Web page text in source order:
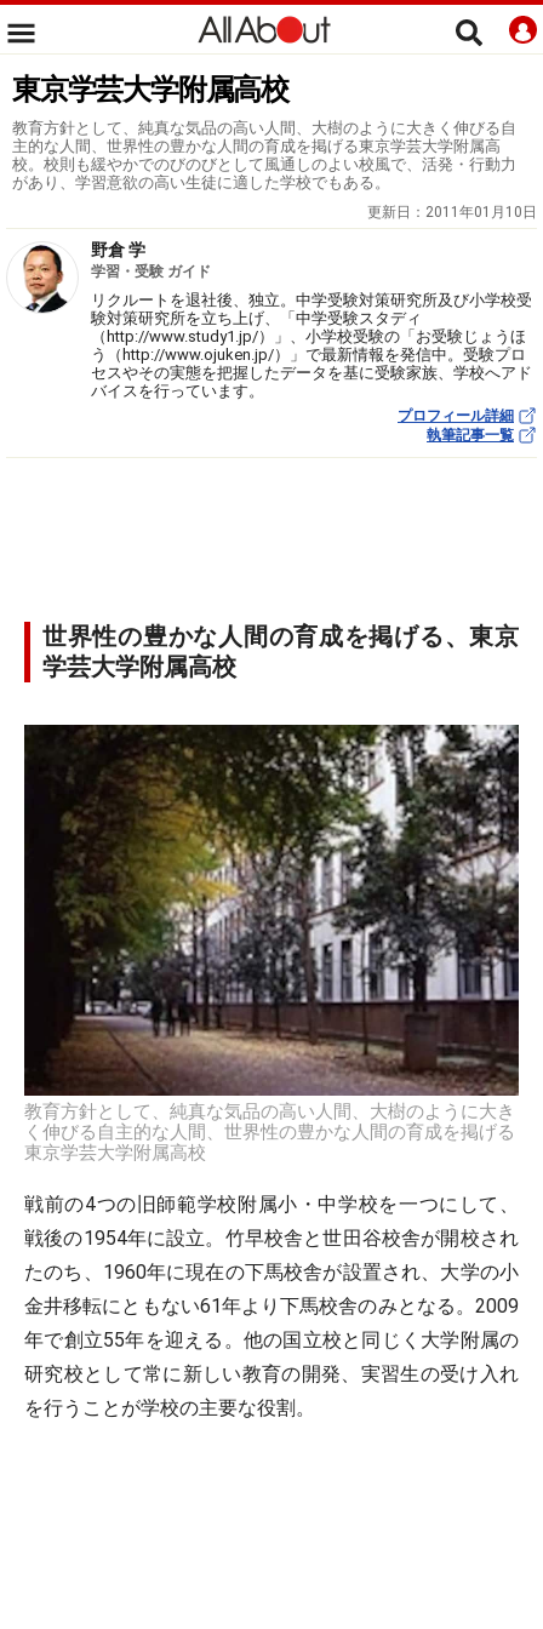
東京学芸大学附属高校
教育方針として、純真な気品の高い人間、大樹のように大きく伸びる自
主的な人間、世界性の豊かな人間の育成を掲げる東京学芸大学附属高
校。校則も緩やかでのびのびとして風通しのよい校風で、活発・行動力
があり、学習意欲の高い生徒に適した学校でもある。
更新日： 2011年01月10日
野倉 学
学習・受験 ガイド
リクルートを退社後、独立。中学受験対策研究所及び小学校受
験対策研究所を立ち上げ、「中学受験スタディ
（http://www.study1.jp/）」、小学校受験の「お受験じょうほ
う（http://www.ojuken.jp/）」で最新情報を発信中。受験プロ
セスやその実態を把握したデータを基に受験家族、学校へアド
バイスを行っています。
プロフィール詳細
執筆記事一覧
世界性の豊かな人間の育成を掲げる、東京
学芸大学附属高校
教育方針として、純真な気品の高い人間、大樹のように大き
く伸びる自主的な人間、世界性の豊かな人間の育成を掲げる
東京学芸大学附属高校
戦前の4つの旧師範学校附属小・中学校を一つにして、
戦後の1954年に設立。竹早校舎と世田谷校舎が開校され
たのち、1960年に現在の下馬校舎が設置され、大学の小
金井移転にともない61年より下馬校舎のみとなる。2009
年で創立55年を迎える。他の国立校と同じく大学附属の
研究校として常に新しい教育の開発、実習生の受け入れ
を行うことが学校の主要な役割。